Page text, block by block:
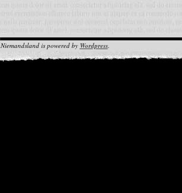
Niemandsland is powered by Wordpress.